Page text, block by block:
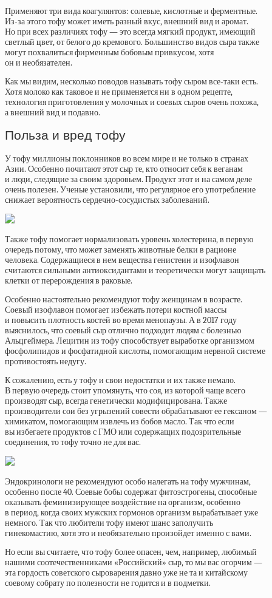
Применяют три вида коагулянтов: солевые, кислотные и ферментные.
Из-за этого тофу может иметь разный вкус, внешний вид и аромат.
Но при всех различиях тофу — это всегда мягкий продукт, имеющий
светлый цвет, от белого до кремового. Большинство видов сыра также
могут похвалиться фирменным бобовым привкусом, хотя
он и необязателен.
Как мы видим, несколько поводов называть тофу сыром все-таки есть.
Хотя молоко как таковое и не применяется ни в одном рецепте,
технология приготовления у молочных и соевых сыров очень похожа,
а внешний вид и подавно.
Польза и вред тофу
У тофу миллионы поклонников во всем мире и не только в странах
Азии. Особенно почитают этот сыр те, кто относит себя к веганам
и люди, следящие за своим здоровьем. Продукт этот и на самом деле
очень полезен. Ученые установили, что регулярное его употребление
снижает вероятность сердечно-сосудистых заболеваний.
Также тофу помогает нормализовать уровень холестерина, в первую
очередь потому, что может заменять животные белки в рационе
человека. Содержащиеся в нем вещества генистеин и изофлавон
считаются сильными антиоксидантами и теоретически могут защищать
клетки от перерождения в раковые.
Особенно настоятельно рекомендуют тофу женщинам в возрасте.
Соевый изофлавон помогает избежать потери костной массы
и повысить плотность костей во время менопаузы. А в 2017 году
выяснилось, что соевый сыр отлично подходит людям с болезнью
Альцгеймера. Лецитин из тофу способствует выработке организмом
фосфолипидов и фосфатидной кислоты, помогающим нервной системе
противостоять недугу.
К сожалению, есть у тофу и свои недостатки и их также немало.
В первую очередь стоит упомянуть, что соя, из которой чаще всего
производят сыр, всегда генетически модифицирована. Также
производители сои без угрызений совести обрабатывают ее гексаном —
химикатом, помогающим извлечь из бобов масло. Так что если
вы избегаете продуктов с ГМО или содержащих подозрительные
соединения, то тофу точно не для вас.
Эндокринологи не рекомендуют особо налегать на тофу мужчинам,
особенно после 40. Соевые бобы содержат фитоэстрогены, способные
оказывать феминизирующее воздействие на организм, особенно
в период, когда своих мужских гормонов организм вырабатывает уже
немного. Так что любители тофу имеют шанс заполучить
гинекомастию, хотя это и необязательно произойдет именно с вами.
Но если вы считаете, что тофу более опасен, чем, например, любимый
нашими соотечественниками «Российский» сыр, то мы вас огорчим —
эта гордость советского сыроварения давно уже не та и китайскому
соевому собрату по полезности не годится и в подметки.